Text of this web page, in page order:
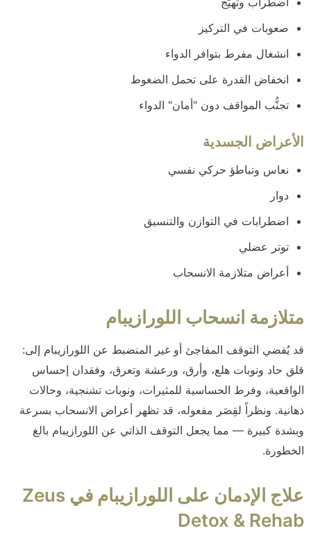
صعوبات في التركيز
انشغال مفرط بتوافر الدواء
انخفاض القدرة على تحمل الضغوط
تجنُّب المواقف دون "أمان" الدواء
الأعراض الجسدية
نعاس وتباطؤ حركي نفسي
دوار
اضطرابات في التوازن والتنسيق
توتر عضلي
أعراض متلازمة الانسحاب
متلازمة انسحاب اللورازيبام
قد يُفضي التوقف المفاجئ أو غير المنضبط عن اللورازيبام إلى:
قلق حاد ونوبات هلع، وأرق، ورعشة وتعرق، وفقدان إحساس
الواقعية، وفرط الحساسية للمثيرات، ونوبات تشنجية، وحالات
ذهانية. ونظراً لقِصَر مفعوله، قد تظهر أعراض الانسحاب بسرعة
وبشدة كبيرة — مما يجعل التوقف الذاتي عن اللورازيبام بالغ
الخطورة.
علاج الإدمان على اللورازيبام في Zeus
Detox & Rehab